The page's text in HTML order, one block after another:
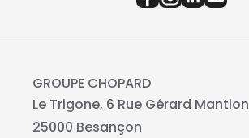
GROUPE CHOPARD
Le Trigone, 6 Rue Gérard Mantion
25000 Besançon